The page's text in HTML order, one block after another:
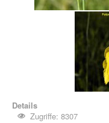
Details
Zugriffe: 8307